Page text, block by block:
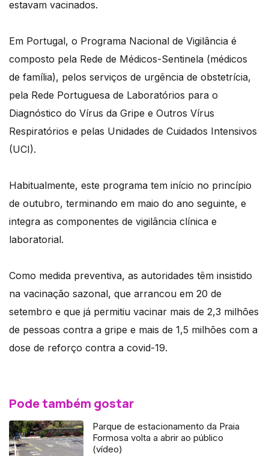
estavam vacinados.
Em Portugal, o Programa Nacional de Vigilância é
composto pela Rede de Médicos-Sentinela (médicos
de família), pelos serviços de urgência de obstetrícia,
pela Rede Portuguesa de Laboratórios para o
Diagnóstico do Vírus da Gripe e Outros Vírus
Respiratórios e pelas Unidades de Cuidados Intensivos
(UCI).
Habitualmente, este programa tem início no princípio
de outubro, terminando em maio do ano seguinte, e
integra as componentes de vigilância clínica e
laboratorial.
Como medida preventiva, as autoridades têm insistido
na vacinação sazonal, que arrancou em 20 de
setembro e que já permitiu vacinar mais de 2,3 milhões
de pessoas contra a gripe e mais de 1,5 milhões com a
dose de reforço contra a covid-19.
Pode também gostar
Parque de estacionamento da Praia
Formosa volta a abrir ao público
(vídeo)